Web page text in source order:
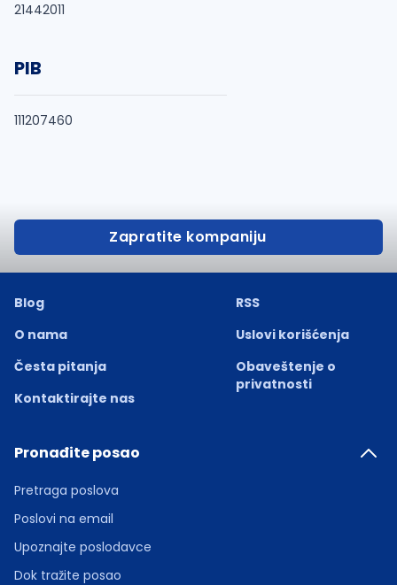
21442011
PIB
111207460
Zapratite kompaniju
Blog
O nama
Česta pitanja
Kontaktirajte nas
RSS
Uslovi korišćenja
Obaveštenje o
privatnosti
Pronađite posao
Pretraga poslova
Poslovi na email
Upoznajte poslodavce
Dok tražite posao